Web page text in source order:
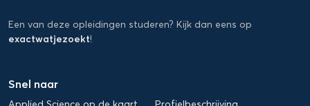
Een van deze opleidingen studeren? Kijk dan eens op
exactwatjezoekt!
Snel naar